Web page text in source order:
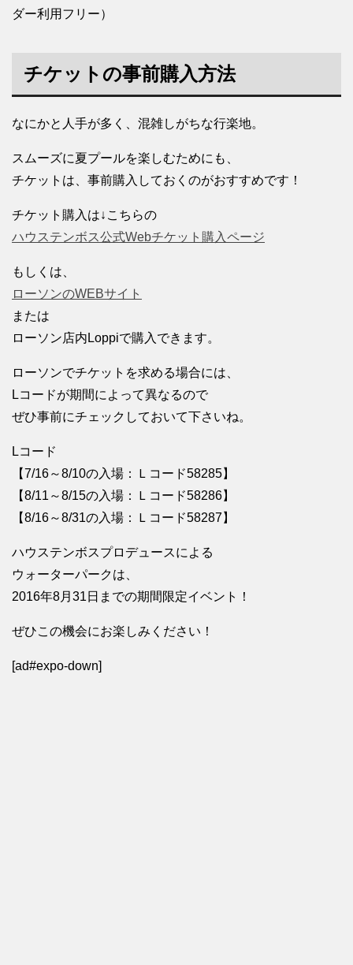
ダー利用フリー）
チケットの事前購入方法
なにかと人手が多く、混雑しがちな行楽地。
スムーズに夏プールを楽しむためにも、
チケットは、事前購入しておくのがおすすめです！
チケット購入は↓こちらの
ハウステンボス公式Webチケット購入ページ
もしくは、
ローソンのWEBサイト
または
ローソン店内Loppiで購入できます。
ローソンでチケットを求める場合には、
Lコードが期間によって異なるので
ぜひ事前にチェックしておいて下さいね。
Lコード
【7/16～8/10の入場：Ｌコード58285】
【8/11～8/15の入場：Ｌコード58286】
【8/16～8/31の入場：Ｌコード58287】
ハウステンボスプロデュースによる
ウォーターパークは、
2016年8月31日までの期間限定イベント！
ぜひこの機会にお楽しみください！
[ad#expo-down]